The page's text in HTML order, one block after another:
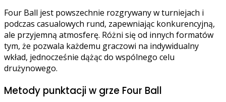
Four Ball jest powszechnie rozgrywany w turniejach i
podczas casualowych rund, zapewniając konkurencyjną,
ale przyjemną atmosferę. Różni się od innych formatów
tym, że pozwala każdemu graczowi na indywidualny
wkład, jednocześnie dążąc do wspólnego celu
drużynowego.
Metody punktacji w grze Four Ball